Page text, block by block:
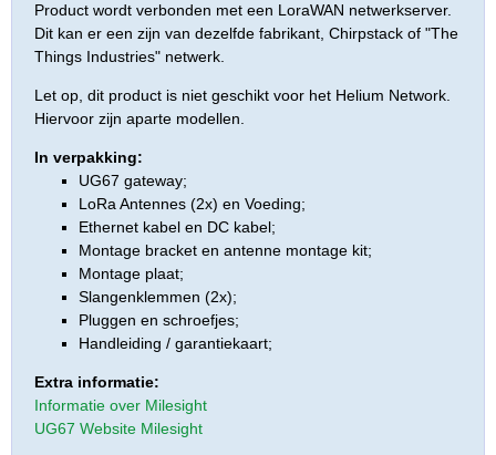
Product wordt verbonden met een LoraWAN netwerkserver.
Dit kan er een zijn van dezelfde fabrikant, Chirpstack of "The
Things Industries" netwerk.
Let op, dit product is niet geschikt voor het Helium Network.
Hiervoor zijn aparte modellen.
In verpakking:
UG67 gateway;
LoRa Antennes (2x) en Voeding;
Ethernet kabel en DC kabel;
Montage bracket en antenne montage kit;
Montage plaat;
Slangenklemmen (2x);
Pluggen en schroefjes;
Handleiding / garantiekaart;
Extra informatie:
Informatie over Milesight
UG67 Website Milesight